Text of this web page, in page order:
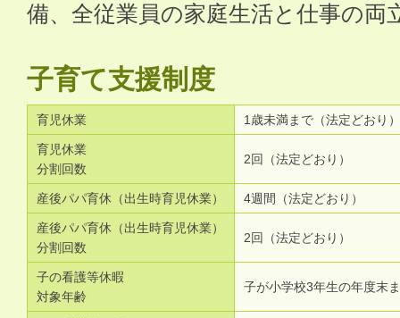
備、全従業員の家庭生活と仕事の両
子育て支援制度
育児休業 1歳未満まで（法定どおり）
育児休業
分割回数
2回（法定どおり）
産後パパ育休（出生時育児休業） 4週間（法定どおり）
産後パパ育休（出生時育児休業）
分割回数
2回（法定どおり）
子の看護等休暇
対象年齢
子が小学校3年生の年度末